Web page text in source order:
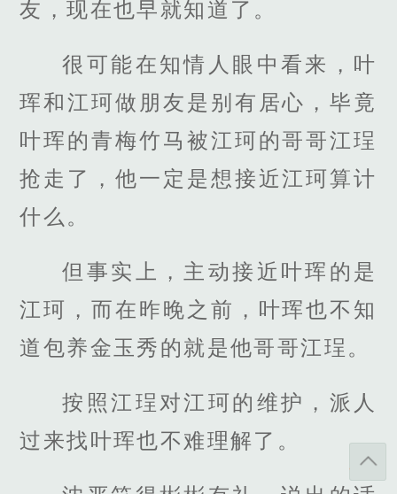
友，现在也早就知道了。
很可能在知情人眼中看来，叶
珲和江珂做朋友是别有居心，毕竟
叶珲的青梅竹马被江珂的哥哥江珵
抢走了，他一定是想接近江珂算计
什么。
但事实上，主动接近叶珲的是
江珂，而在昨晚之前，叶珲也不知
道包养金玉秀的就是他哥哥江珵。
按照江珵对江珂的维护，派人
过来找叶珲也不难理解了。